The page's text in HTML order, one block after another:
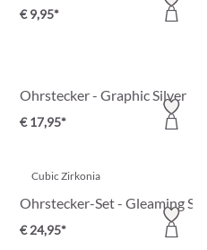
€ 9,95*
Ohrstecker - Graphic Silver
€ 17,95*
Cubic Zirkonia
Ohrstecker-Set - Gleaming
€ 24,95*